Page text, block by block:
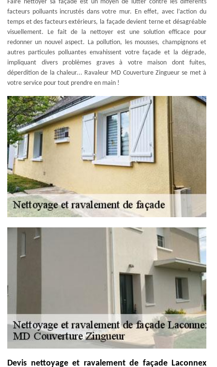
Faire nettoyer sa façade est un moyen de lutter contre les différents
facteurs polluants incrustés dans votre mur. En effet, avec l’action du
temps et des facteurs extérieurs, la façade devient terne et désagréable
visuellement. Le fait de la nettoyer est une solution efficace pour
redonner un nouvel aspect. La pollution, les mousses, champignons et
autres particules polluantes envahissent votre façade et la dégrade,
impliquant divers problèmes graves à votre maison dont fuites,
déperdition de la chaleur... Ravaleur MD Couverture Zingueur se met à
votre service pour tout prendre en main !
Devis nettoyage et ravalement de façade Laconnex